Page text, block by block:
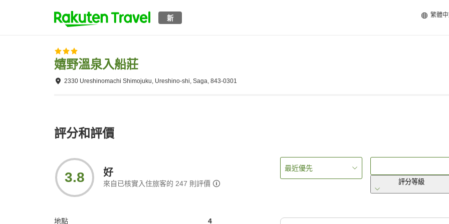
新 繁體中
嬉野溫泉入船莊
2330 Ureshinomachi Shimojuku, Ureshino-shi, Saga, 843-0301
評分和評價
3.8 好
來自已核實入住旅客的 247 則評價
地點 4
最近優先
評分等級